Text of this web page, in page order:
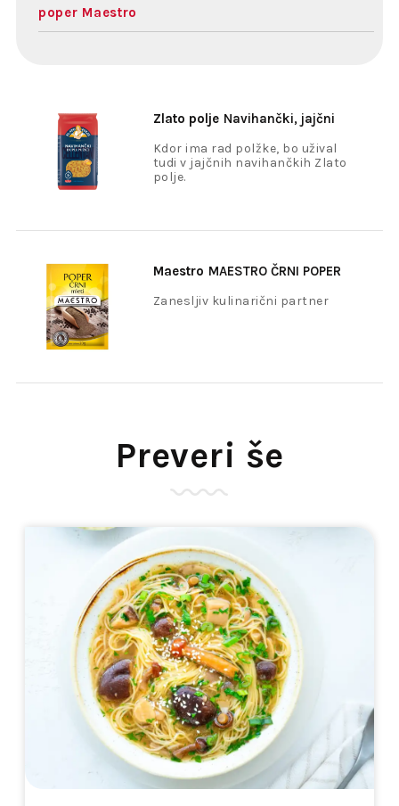
poper Maestro
Zlato polje Navihančki, jajčni
Kdor ima rad polžke, bo užival
tudi v jajčnih navihančkih Zlato
polje.
Maestro MAESTRO ČRNI POPER
MLETI 20G
Zanesljiv kulinarični partner
Preveri še